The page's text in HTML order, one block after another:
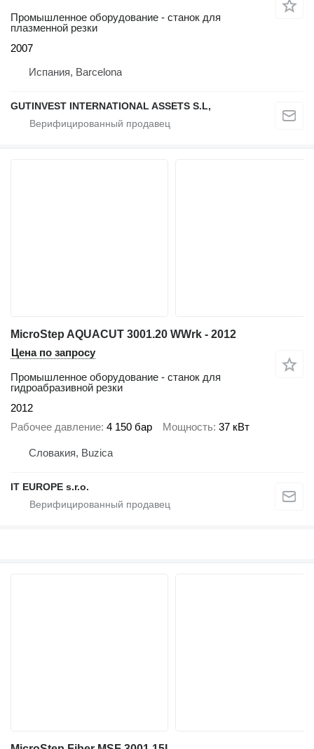
Промышленное оборудование - станок для
плазменной резки
2007
Испания, Barcelona
GUTINVEST INTERNATIONAL ASSETS S.L,
MicroStep AQUACUT 3001.20 WWrk - 2012
Цена по запросу
Промышленное оборудование - станок для
гидроабразивной резки
2012
Рабочее давление 4 150 бар Мощность 37 кВт
Словакия, Buzica
IT EUROPE s.r.o.